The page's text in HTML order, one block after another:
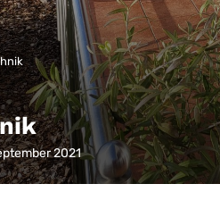
2021